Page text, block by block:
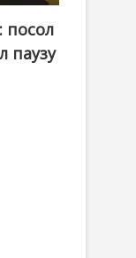
посол
паузу